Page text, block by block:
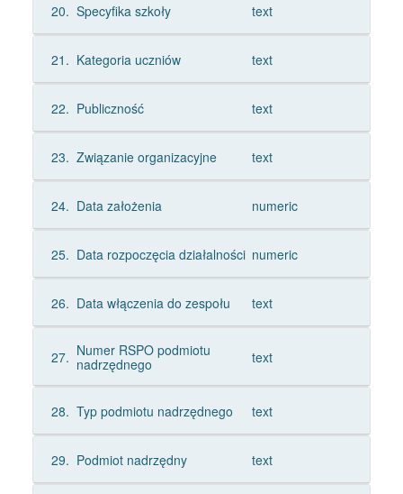
20. Specyfika szkoły text
21. Kategoria uczniów text
22. Publiczność text
23. Związanie organizacyjne text
24. Data założenia numeric
25. Data rozpoczęcia działalności numeric
26. Data włączenia do zespołu text
27. Numer RSPO podmiotu
nadrzędnego
text
28. Typ podmiotu nadrzędnego text
29. Podmiot nadrzędny text